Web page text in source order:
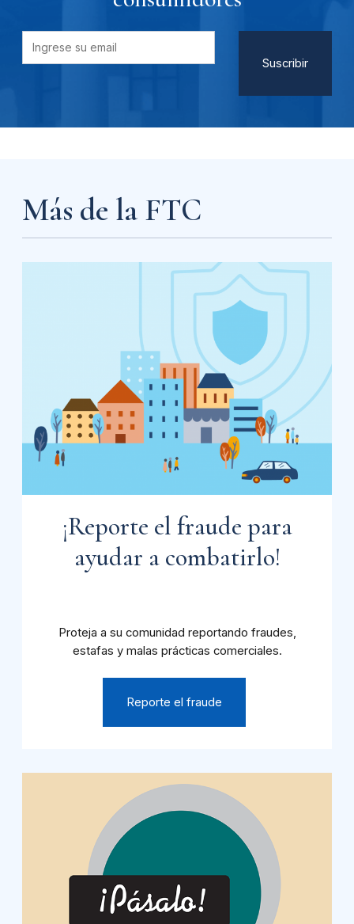
Más de la FTC
¡Reporte el fraude para
ayudar a combatirlo!
Proteja a su comunidad reportando fraudes,
estafas y malas prácticas comerciales.
Reporte el fraude